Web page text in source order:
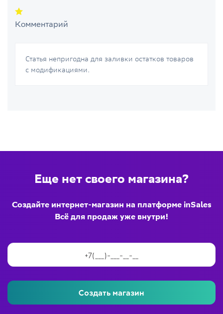
Комментарий
Статья непригодна для заливки остатков товаров
с модификациями.
Еще нет своего магазина?
Создайте интернет-магазин на платформе inSales
Всё для продаж уже внутри!
Создать магазин